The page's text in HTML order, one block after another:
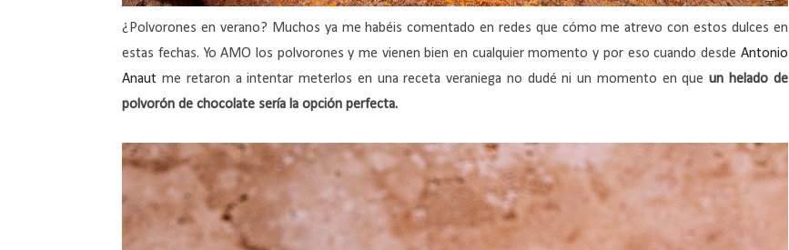
¿Polvorones en verano? Muchos ya me habéis comentado en redes que cómo me atrevo con estos dulces en
estas fechas. Yo AMO los polvorones y me vienen bien en cualquier momento y por eso cuando desde Antonio
Anaut me retaron a intentar meterlos en una receta veraniega no dudé ni un momento en queun helado de
polvorón de chocolate sería la opción perfecta.